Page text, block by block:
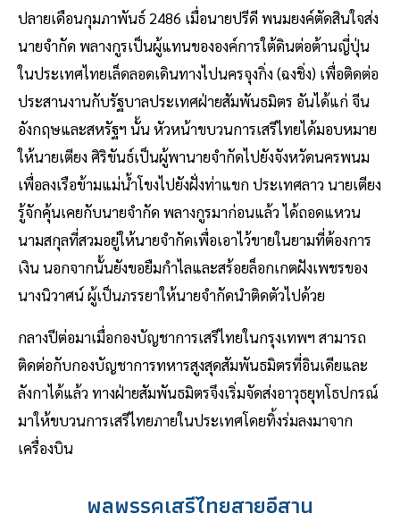
ปลายเดือนกุมภาพันธ์ 2486 เมื่อนายปรีดี พนมยงค์ตัดสินใจส่ง
นายจํากัด พลางกูรเป็นผู้แทนขององค์การใต้ดินต่อต้านญี่ปุ่น
ในประเทศไทยเล็ดลอดเดินทางไปนครจุงกิ่ง (ฉงชิ่ง) เพื่อติดต่อ
ประสานงานกับรัฐบาลประเทศฝ่ายสัมพันธมิตร อันได้แก่ จีน
อังกฤษและสหรัฐฯ นั้น หัวหน้าขบวนการเสรีไทยได้มอบหมาย
ให้นายเตียง ศิริขันธ์เป็นผู้พานายจำกัดไปยังจังหวัดนครพนม
เพื่อลงเรือข้ามแม่น้ำโขงไปยังฝั่งท่าแขก ประเทศลาว นายเตียง
รู้จักคุ้นเคยกับนายจํากัด พลางกูรมาก่อนแล้ว ได้ถอดแหวน
นามสกุลที่สวมอยู่ให้นายจํากัดเพื่อเอาไว้ขายในยามที่ต้องการ
เงิน นอกจากนั้นยังขอยืมกําไลและสร้อยล็อกเกตฝังเพชรของ
นางนิวาศน์ ผู้เป็นภรรยาให้นายจํากัดนําติดตัวไปด้วย
กลางปีต่อมาเมื่อกองบัญชาการเสรีไทยในกรุงเทพฯ สามารถ
ติดต่อกับกองบัญชาการทหารสูงสุดสัมพันธมิตรที่อินเดียและ
ลังกาได้แล้ว ทางฝ่ายสัมพันธมิตรจึงเริ่มจัดส่งอาวุธยุทโธปกรณ์
มาให้ขบวนการเสรีไทยภายในประเทศโดยทิ้งร่มลงมาจาก
เครื่องบิน
พลพรรคเสรีไทยสายอีสาน